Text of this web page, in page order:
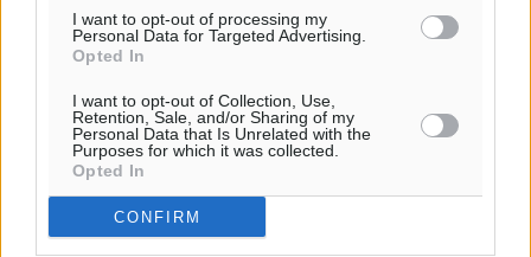
I want to opt-out of processing my
Personal Data for Targeted Advertising.
Opted In
I want to opt-out of Collection, Use,
Retention, Sale, and/or Sharing of my
Personal Data that Is Unrelated with the
Purposes for which it was collected.
Opted In
CONFIRM